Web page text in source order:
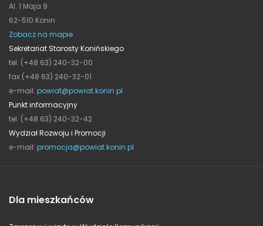
Al. 1 Maja 9
62-510 Konin
Zobacz na mapie
Sekretariat Starosty Konińskiego
tel. (+48 63) 240-32-00
fax (+48 63) 240-32-01
e-mail: powiat@powiat.konin.pl
Punkt informacyjny
tel. (+48 63) 240-32-42
Wydział Rozwoju i Promocji
e-mail: promocja@powiat.konin.pl
Dla mieszkańców